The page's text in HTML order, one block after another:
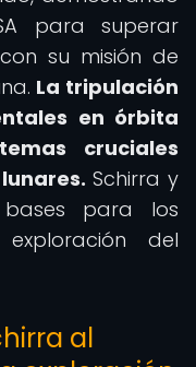
para superar
su misión de
La tripulación
en órbita
cruciales
Schirra y
para los
del
al